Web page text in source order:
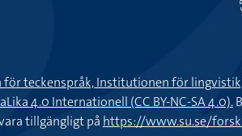
för teckenspråk, Institutionen för
4.0 Internationell (CC BY-NC-SA 4.0).
tillgängligt på https://www.su.se/